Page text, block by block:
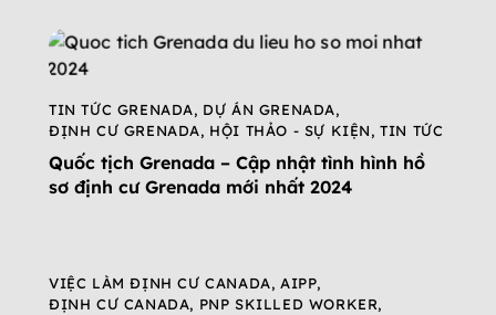
TIN TỨC GRENADA, DỰ ÁN GRENADA,
ĐỊNH CƯ GRENADA, HỘI THẢO - SỰ KIỆN,TIN TỨC
Quốc tịch Grenada – Cập nhật tình hình hồ
sơ định cư Grenada mới nhất 2024
VIỆC LÀM ĐỊNH CƯ CANADA,AIPP,
ĐỊNH CƯ CANADA, PNP SKILLED WORKER,